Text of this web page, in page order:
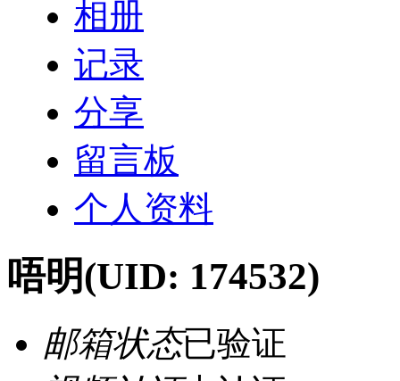
相册
记录
分享
留言板
个人资料
唔明(UID: 174532)
邮箱状态已验证